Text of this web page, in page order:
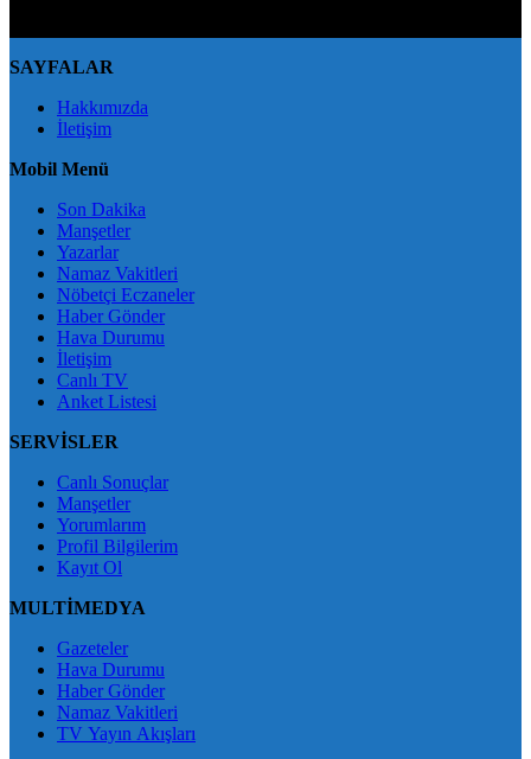
SAYFALAR
Hakkımızda
İletişim
Mobil Menü
Son Dakika
Manşetler
Yazarlar
Namaz Vakitleri
Nöbetçi Eczaneler
Haber Gönder
Hava Durumu
İletişim
Canlı TV
Anket Listesi
SERVİSLER
Canlı Sonuçlar
Manşetler
Yorumlarım
Profil Bilgilerim
Kayıt Ol
MULTİMEDYA
Gazeteler
Hava Durumu
Haber Gönder
Namaz Vakitleri
TV Yayın Akışları